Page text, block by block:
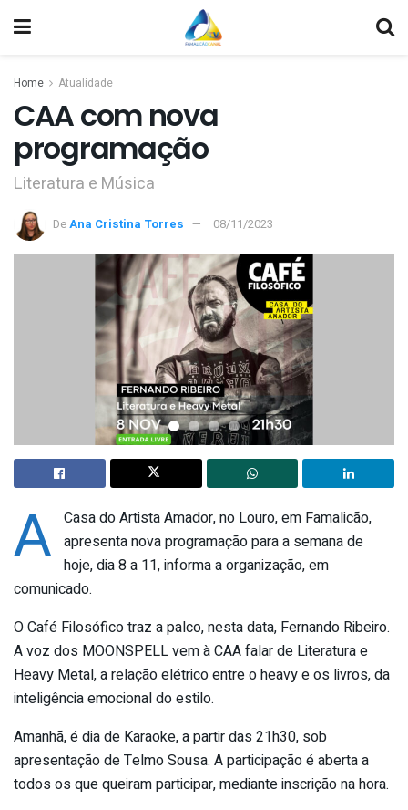
Home Atualidade
CAA com nova
programação
Literatura e Música
DeAna Cristina Torres 08/11/2023
A Casa do Artista Amador, no Louro, em Famalicão,
apresenta nova programação para a semana de
hoje, dia 8 a 11, informa a organização, em
comunicado.
O Café Filosófico traz a palco, nesta data, Fernando Ribeiro.
A voz dos MOONSPELL vem à CAA falar de Literatura e
Heavy Metal, a relação elétrico entre o heavy e os livros, da
inteligência emocional do estilo.
Amanhã, é dia de Karaoke, a partir das 21h30, sob
apresentação de Telmo Sousa. A participação é aberta a
todos os que queiram participar, mediante inscrição na hora.